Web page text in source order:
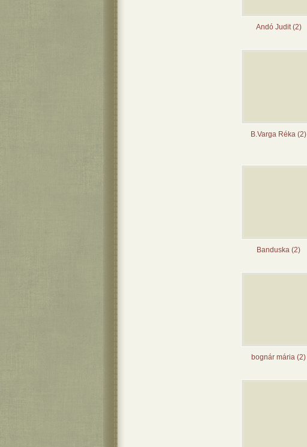
Andó Judit (2)
B.Varga Réka (2)
Banduska (2)
bognár mária (2)